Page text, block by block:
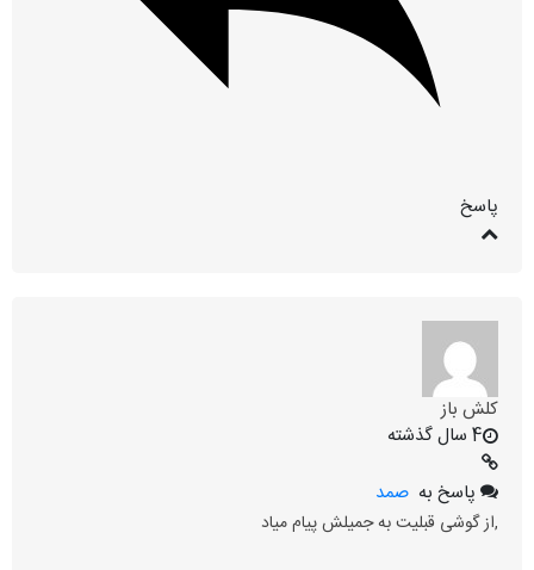
پاسخ
کلش باز
4 سال گذشته
پاسخ به صمد
,از گوشی قبلیت به جمیلش پیام میاد